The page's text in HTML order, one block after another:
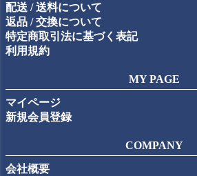
配送 / 送料について
返品 / 交換について
特定商取引法に基づく表記
利用規約
MY PAGE
マイページ
新規会員登録
COMPANY
会社概要